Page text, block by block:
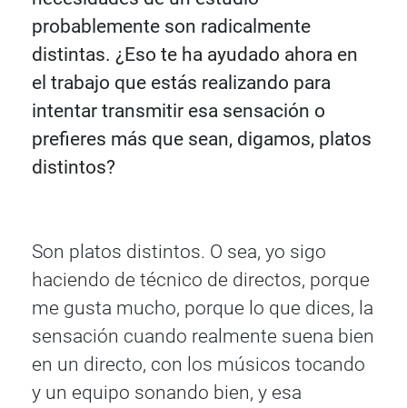
probablemente son radicalmente
distintas. ¿Eso te ha ayudado ahora en
el trabajo que estás realizando para
intentar transmitir esa sensación o
prefieres más que sean, digamos, platos
distintos?
Son platos distintos. O sea, yo sigo
haciendo de técnico de directos, porque
me gusta mucho, porque lo que dices, la
sensación cuando realmente suena bien
en un directo, con los músicos tocando
y un equipo sonando bien, y esa